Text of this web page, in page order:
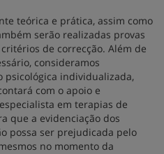
teórica e prática, assim como
serão realizadas provas
de correcção. Além de
consideramos
individualizada,
com o apoio e
em terapias de
que a evidenciação dos
possa ser prejudicada pelo
no momento da